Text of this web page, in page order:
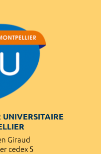
UNIVERSITAIRE
Giraud
cedex 5